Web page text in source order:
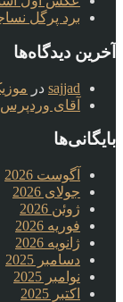
برد پرگل
آخرین دیدگاه‌ها
sajjad در
آقای وردپرس
بایگانی‌ها
آگوست 2026
جولای 2026
ژوئن 2026
فوریه 2026
ژانویه 2026
دسامبر 2025
نوامبر 2025
اکتبر 2025